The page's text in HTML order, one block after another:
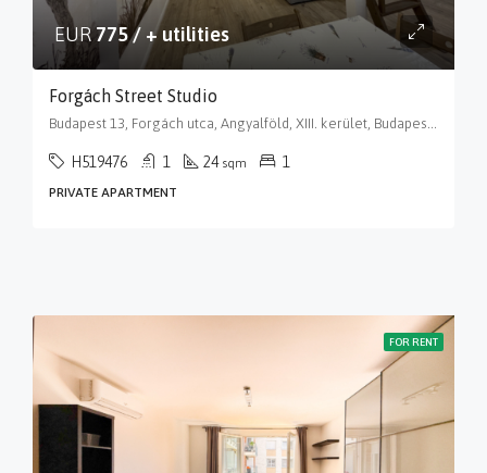
EUR775 / + utilities
Forgách Street Studio
Budapest 13, Forgách utca, Angyalföld, XIII. kerület, Budapest, Közép-Magyarország, 1139, Magyarország
H519476 1 24 sqm 1
PRIVATE APARTMENT
FOR RENT